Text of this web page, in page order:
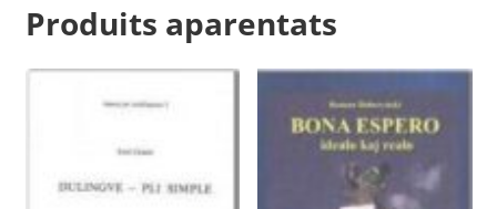
Produits aparentats